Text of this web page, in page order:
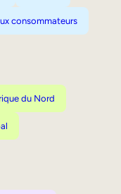
consommateurs
du Nord